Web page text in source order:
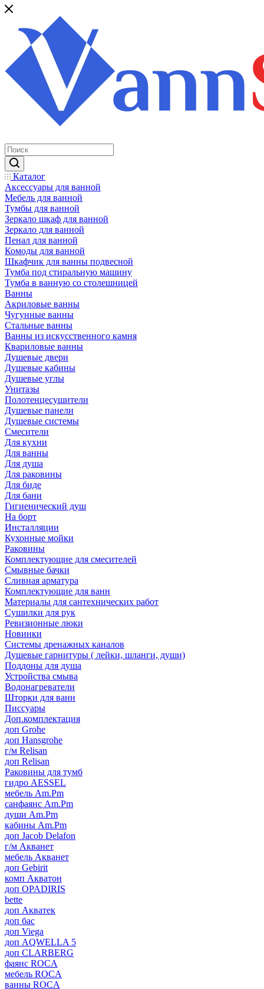
Каталог
Аксессуары для ванной
Мебель для ванной
Тумбы для ванной
Зеркало шкаф для ванной
Зеркало для ванной
Пенал для ванной
Комоды для ванной
Шкафчик для ванны подвесной
Тумба под стиральную машину
Тумба в ванную со столешницей
Ванны
Акриловые ванны
Чугунные ванны
Стальные ванны
Ванны из искусственного камня
Квариловые ванны
Душевые двери
Душевые кабины
Душевые углы
Унитазы
Полотенцесушители
Душевые панели
Душевые системы
Смесители
Для кухни
Для ванны
Для душа
Для раковины
Для биде
Для бани
Гигиенический душ
На борт
Инсталляции
Кухонные мойки
Раковины
Комплектующие для смесителей
Смывные бачки
Сливная арматура
Комплектующие для ванн
Материалы для сантехнических работ
Сушилки для рук
Ревизионные люки
Новинки
Системы дренажных каналов
Душевые гарнитуры ( лейки, шланги, души)
Поддоны для душа
Устройства смыва
Водонагреватели
Шторки для ванн
Писсуары
Доп.комплектация
доп Grohe
доп Hansgrohe
г/м Relisan
доп Relisan
Раковины для тумб
гидро AESSEL
мебель Am.Pm
санфаянс Am.Pm
души Am.Pm
кабины Am.Pm
доп Jacob Delafon
г/м Акванет
мебель Акванет
доп Gebirit
комп Акватон
доп OPADIRIS
bette
доп Акватек
доп бас
доп Viega
доп AQWELLA 5
доп CLARBERG
фаянс ROCA
мебель ROCA
ванны ROCA